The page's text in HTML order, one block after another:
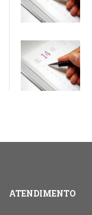
ATENDIMENTO